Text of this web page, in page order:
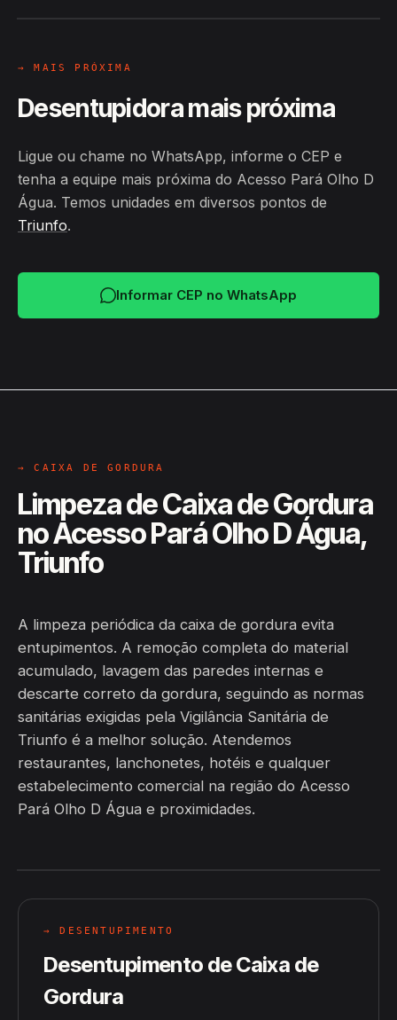
→ MAIS PRÓXIMA
Desentupidora mais próxima
Ligue ou chame no WhatsApp, informe o CEP e
tenha a equipe mais próxima do Acesso Pará Olho D
Água. Temos unidades em diversos pontos de
Triunfo.
Informar CEP no WhatsApp
→ CAIXA DE GORDURA
Limpeza de Caixa de Gordura
no Acesso Pará Olho D Água,
Triunfo
A limpeza periódica da caixa de gordura evita
entupimentos. A remoção completa do material
acumulado, lavagem das paredes internas e
descarte correto da gordura, seguindo as normas
sanitárias exigidas pela Vigilância Sanitária de
Triunfo é a melhor solução. Atendemos
restaurantes, lanchonetes, hotéis e qualquer
estabelecimento comercial na região do Acesso
Pará Olho D Água e proximidades.
→ DESENTUPIMENTO
Desentupimento de Caixa de
Gordura